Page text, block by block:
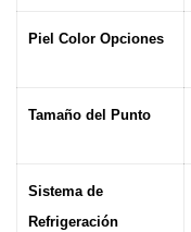
Piel Color Opciones
Tamaño del Punto
Sistema de
Refrigeración